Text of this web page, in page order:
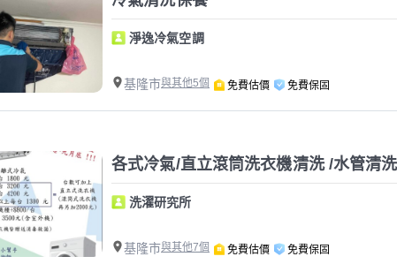
淨逸冷氣空調
基隆市與其他5個 免費估價 免費保固
各式冷氣/直立滾筒洗衣機清洗 /水管清
洗濯研究所
基隆市與其他7個 免費估價 免費保固